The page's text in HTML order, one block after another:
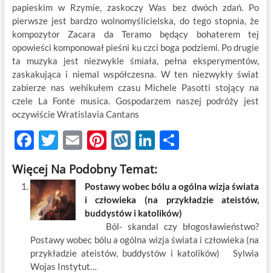
papieskim w Rzymie, zaskoczy Was bez dwóch zdań. Po
pierwsze jest bardzo wolnomyślicielska, do tego stopnia, że
kompozytor Zacara da Teramo będący bohaterem tej
opowieści komponował pieśni ku czci boga podziemi. Po drugie
ta muzyka jest niezwykle śmiała, pełna eksperymentów,
zaskakująca i niemal współczesna. W ten niezwykły świat
zabierze nas wehikułem czasu Michele Pasotti stojący na
czele La Fonte musica. Gospodarzem naszej podróży jest
oczywiście Wratislavia Cantans
F
ac
e
b
o
o
k
T
w
itt
er
E
m
ail
Pi
nt
er
es
t
W
k
o
p
Li
k
e
dI
n
S
ar
e
Więcej Na Podobny Temat:
Postawy wobec bólu a ogólna wizja świata
i człowieka (na przykładzie ateistów,
buddystów i katolików)
Ból- skandal czy błogosławieństwo?
Postawy wobec bólu a ogólna wizja świata i człowieka (na
przykładzie ateistów, buddystów i katolików) Sylwia
Wojas Instytut…